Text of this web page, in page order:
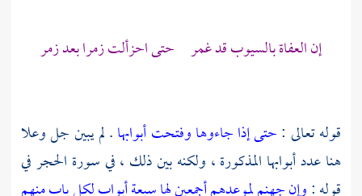
إن العفاة بالسيوب قد غمر حتى احزألت زمرا بعد زمر
قوله تعالى :حتى إذا جاءوها وفتحت أبوابها. لم يبين جل وعلا
هنا عدد أبوابها المذكورة ، ولكنه بين ذلك ، في سورة الحجر في